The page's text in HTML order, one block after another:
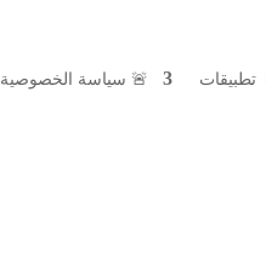
تطبيقات 🚨 سياسة الخصوصية